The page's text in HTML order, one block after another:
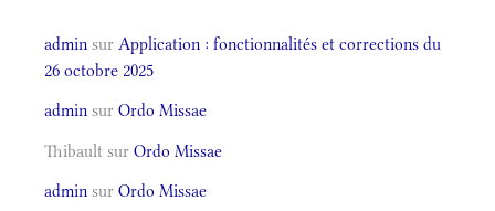
admin sur Application : fonctionnalités et corrections du
26 octobre 2025
admin sur Ordo Missae
Thibault sur Ordo Missae
admin sur Ordo Missae